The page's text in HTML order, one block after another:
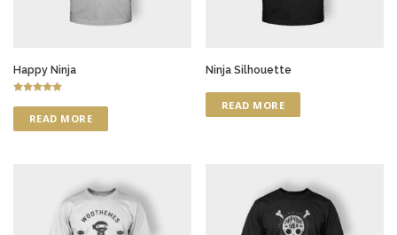
Happy Ninja
5.00
out of 5READ MORE
Ninja Silhouette
READ MORE